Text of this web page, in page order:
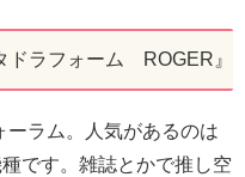
ドラフォーム ROGER』
ーラム。人気があるのは
です。雑誌とかで推し空